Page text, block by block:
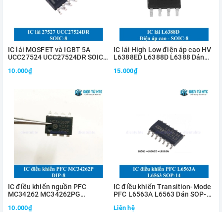
IC lái MOSFET và IGBT 5A
UCC27524 UCC27524DR SOIC-
10.000₫
IC lái High Low điện áp cao HV
L6388ED L6388D L6388 Dán
15.000₫
IC điều khiển nguồn PFC
MC34262 MC34262PG
10.000₫
IC điều khiển Transition-Mode
PFC L6563A L6563 Dán SOP-
Liên hệ